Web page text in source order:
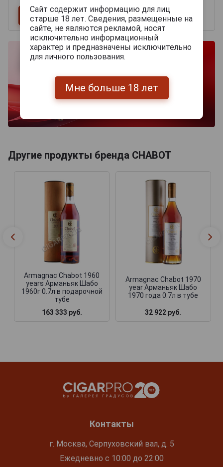
Другие продукты бренда CHABOT
Armagnac Chabot 1960
years Арманьяк Шабо
1960г 0.7л в подарочной
тубе
163 333 руб.
Armagnac Chabot 1970
year Арманьяк Шабо
1970 года 0.7л в тубе
32 922 руб.
Контакты
г. Москва, Серпуховский вал, д. 5
Ежедневно с 10:00 до 22:00
Сайт содержит информацию для лиц
старше 18 лет. Сведения, размещенные на
сайте, не являются рекламой, носят
исключительно информационный
характер и предназначены исключительно
для личного пользования.
Мне больше 18 лет